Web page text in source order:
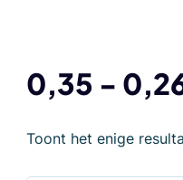
0,35 -
Toont het enige